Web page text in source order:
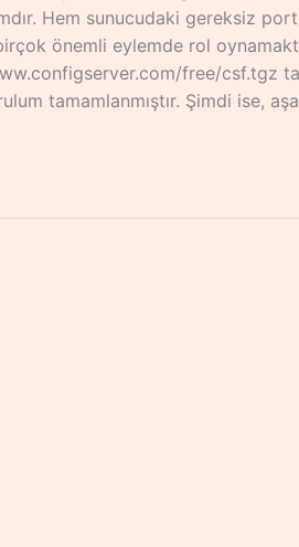
Hem sunucudaki gereksiz
önemli eylemde rol
free/csf.tgz
tamamlanmıştır. Şimdi ise,